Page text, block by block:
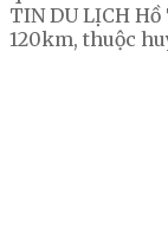
TIN DU LỊCH
120km, thuộc